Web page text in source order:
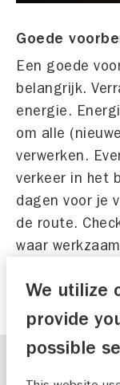
Goede
Een goede
belangrijk.
energie.
om alle
verwerken.
verkeer in het
dagen voor je
de route.
waar
gebruiken.
We utilize
provide
possible